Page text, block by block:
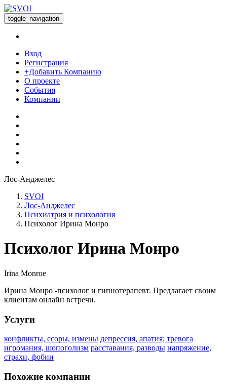
toggle_navigation
Вход
Регистрация
+Добавить Компанию
О проекте
События
Компании
Лос-Анджелес
SVOI
Лос-Анджелес
Психиатрия и психология
Психолог Ирина Монро
Психолог Ирина Монро
Irina Monroe
Ирина Монро -психолог и гипнотерапевт. Предлагает своим
клиентам онлайн встречи.
Услуги
конфликты, ссоры, измены депрессия, апатия; тревога
игромания, шопоголизм расставания, разводы напряжение,
страхи, фобии
Похожие компании